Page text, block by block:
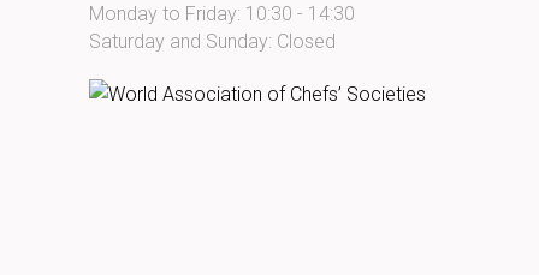
Monday to Friday: 10:30 - 14:30
Saturday and Sunday: Closed